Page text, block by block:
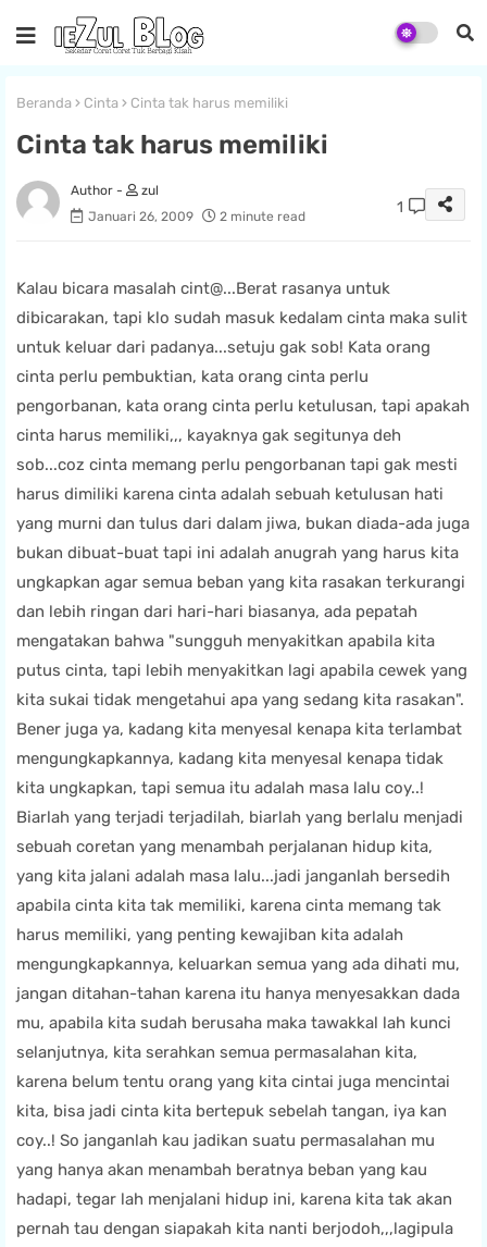
Beranda Cinta Cinta tak harus memiliki
Cinta tak harus memiliki
zul
Januari 26, 2009
2 minute read
1
Kalau bicara masalah cint@...Berat rasanya untuk
dibicarakan, tapi klo sudah masuk kedalam cinta maka sulit
untuk keluar dari padanya...setuju gak sob! Kata orang
cinta perlu pembuktian, kata orang cinta perlu
pengorbanan, kata orang cinta perlu ketulusan, tapi apakah
cinta harus memiliki,,, kayaknya gak segitunya deh
sob...coz cinta memang perlu pengorbanan tapi gak mesti
harus dimiliki karena cinta adalah sebuah ketulusan hati
yang murni dan tulus dari dalam jiwa, bukan diada-ada juga
bukan dibuat-buat tapi ini adalah anugrah yang harus kita
ungkapkan agar semua beban yang kita rasakan terkurangi
dan lebih ringan dari hari-hari biasanya, ada pepatah
mengatakan bahwa "sungguh menyakitkan apabila kita
putus cinta, tapi lebih menyakitkan lagi apabila cewek yang
kita sukai tidak mengetahui apa yang sedang kita rasakan".
Bener juga ya, kadang kita menyesal kenapa kita terlambat
mengungkapkannya, kadang kita menyesal kenapa tidak
kita ungkapkan, tapi semua itu adalah masa lalu coy..!
Biarlah yang terjadi terjadilah, biarlah yang berlalu menjadi
sebuah coretan yang menambah perjalanan hidup kita,
yang kita jalani adalah masa lalu...jadi janganlah bersedih
apabila cinta kita tak memiliki, karena cinta memang tak
harus memiliki, yang penting kewajiban kita adalah
mengungkapkannya, keluarkan semua yang ada dihati mu,
jangan ditahan-tahan karena itu hanya menyesakkan dada
mu, apabila kita sudah berusaha maka tawakkal lah kunci
selanjutnya, kita serahkan semua permasalahan kita,
karena belum tentu orang yang kita cintai juga mencintai
kita, bisa jadi cinta kita bertepuk sebelah tangan, iya kan
coy..! So janganlah kau jadikan suatu permasalahan mu
yang hanya akan menambah beratnya beban yang kau
hadapi, tegar lah menjalani hidup ini, karena kita tak akan
pernah tau dengan siapakah kita nanti berjodoh,,,lagipula